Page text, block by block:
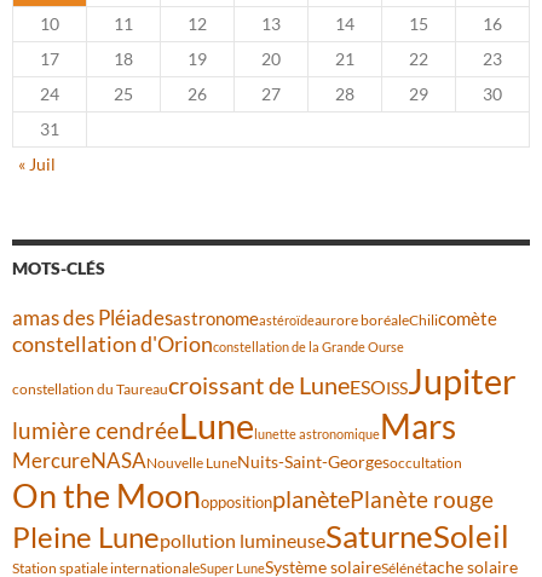
10
11 12 13 14 15
16
17
18 19 20 21 22
23
24
25 26 27 28 29
30
31
« Juil
MOTS-CLÉS
amas des Pléiadesastronomeastéroïdeaurore boréaleChilicomète
constellation d'Orionconstellation de la Grande Ourse
constellation du Taureaucroissant de LuneESOISSJupiter
lumière cendréeLunelunette astronomiqueMars
MercureNASANouvelle LuneNuits-Saint-Georgesoccultation
On the MoonoppositionplanètePlanète rouge
Pleine Lunepollution lumineuseSaturneSoleil
Station spatiale internationaleSuper LuneSystème solaireSélénétache solaire